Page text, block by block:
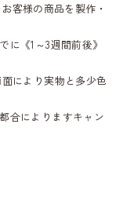
客様の商品を製作・
《1～3週間前後》
により実物と多少色
合によりますキャン